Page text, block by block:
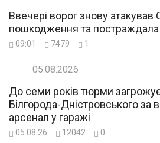
Ввечері ворог знову
пошкодження та постраждала
09:01 7479 1
05.08.2026
До семи років тюрми
Білгорода-Дністровського за
арсенал у гаражі
05.08.26 12042 0